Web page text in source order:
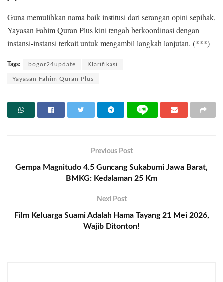
​Guna memulihkan nama baik institusi dari serangan opini sepihak,
Yayasan Fahim Quran Plus kini tengah berkoordinasi dengan
instansi-instansi terkait untuk mengambil langkah lanjutan. (***)
Tags: bogor24update Klarifikasi
Yayasan Fahim Quran Plus
Previous Post
Gempa Magnitudo 4.5 Guncang Sukabumi Jawa Barat,
BMKG: Kedalaman 25 Km
Next Post
Film Keluarga Suami Adalah Hama Tayang 21 Mei 2026,
Wajib Ditonton!